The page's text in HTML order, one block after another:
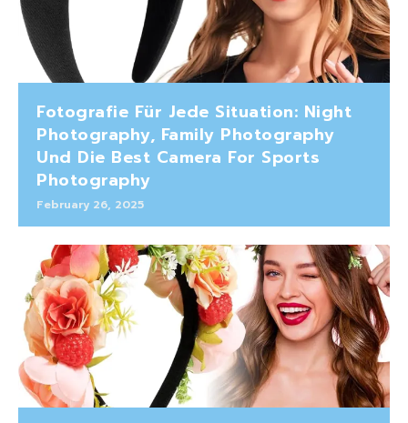
Fotografie Für Jede Situation: Night
Photography, Family Photography
Und Die Best Camera For Sports
Photography
February 26, 2025